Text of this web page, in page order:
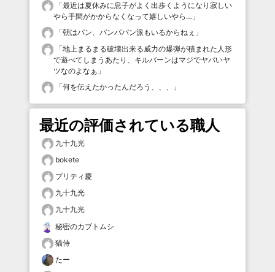
「最近は夏休みに息子がよく出歩くようになり寂しい
やら手間がかからなくなって嬉しいやら… 」
「朝はパン、パンパパン派もいるからねぇ 」
「地上まるまる破壊出来る威力の爆弾が積まれた人形
で遊べてしまうあたり、キルバーンはマジでヤバいヤ
ツなのよなぁ 」
「何を伝えたかったんだろう、、、 」
最近の評価されている職人
九十九光
bokete
プリティ慶
九十九光
九十九光
秘密のカブトムシ
猫侍
たー